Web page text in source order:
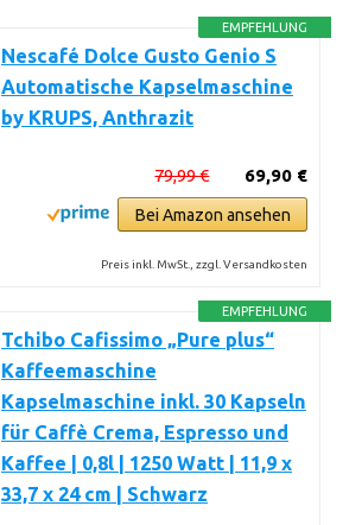
EMPFEHLUNG
Nescafé Dolce Gusto Genio S
Automatische Kapselmaschine
by KRUPS, Anthrazit
69,90 €
79,99 €
Bei Amazon ansehen
Preis inkl. MwSt., zzgl. Versandkosten
EMPFEHLUNG
Tchibo Cafissimo „Pure plus“
Kaffeemaschine
Kapselmaschine inkl. 30 Kapseln
für Caffè Crema, Espresso und
Kaffee | 0,8l | 1250 Watt | 11,9 x
33,7 x 24 cm | Schwarz